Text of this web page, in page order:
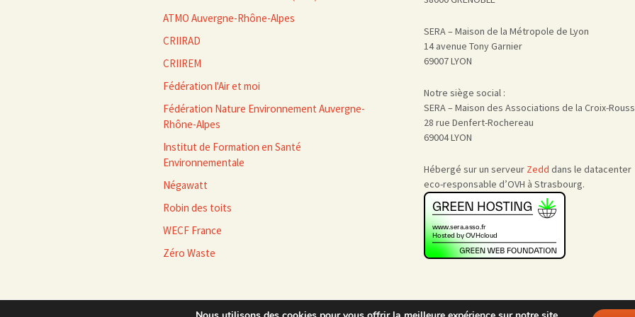
ATMO Auvergne-Rhône-Alpes
CRIIRAD
CRIIREM
Fédération l'Air et moi
Fédération Nature Environnement Auvergne-
Rhône-Alpes
Institut de Formation en Santé
Environnementale
Négawatt
Robin des toits
WECF France
Zéro Waste
SERA – Maison de la Métropole de Lyon
14 avenue Tony Garnier
69007 LYON
Notre siège social :
SERA – Maison des Associations de la Croix-
28 rue Denfert-Rochereau
69004 LYON
Hébergé sur un serveur Zedd dans le datacenter
eco-responsable d’OVH à Strasbourg.